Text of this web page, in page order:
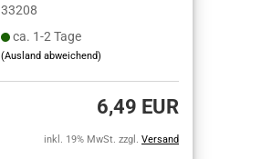
33208
ca. 1-2 Tage
(Ausland abweichend)
6,49 EUR
inkl. 19% MwSt. zzgl. Versand